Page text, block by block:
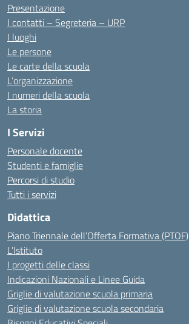
Presentazione
I contatti – Segreteria – URP
I luoghi
Le persone
Le carte della scuola
L’organizzazione
I numeri della scuola
La storia
I Servizi
Personale docente
Studenti e famiglie
Percorsi di studio
Tutti i servizi
Didattica
Piano Triennale dell’Offerta Formativa (PTOF)
L’Istituto
I progetti delle classi
Indicazioni Nazionali e Linee Guida
Griglie di valutazione scuola primaria
Griglie di valutazione scuola secondaria